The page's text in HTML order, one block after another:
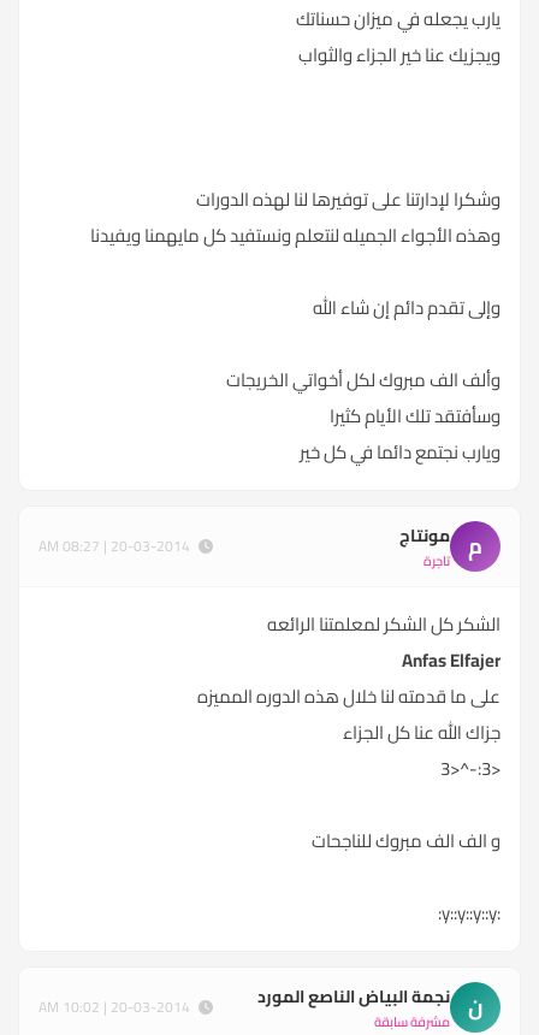
يارب يجعله في ميزان حسناتك
ويجزيك عنا خير الجزاء والثواب
وشكرا لإدارتنا على توفيرها لنا لهذه الدورات
وهذه الأجواء الجميله لنتعلم ونستفيد كل مايهمنا ويفيدنا
وإلى تقدم دائم إن شاء الله
وألف الف مبروك لكل أخواتي الخريجات
وسأفتقد تلك الأيام كثيرا
ويارب نجتمع دائما في كل خير
م مونتاج
تاجرة
الشكر كل الشكر لمعلمتنا الرائعه
Anfas Elfajer
على ما قدمته لنا خلال هذه الدوره المميزه
جزاك الله عنا كل الجزاء
<3:-^<3
و الف الف مبروك للناجحات
:y::y::y::y:
ن نجمة البياض الناصع المورد
مشرفة سابقة